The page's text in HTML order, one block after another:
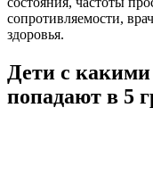
сопротивляемости,
здоровья.
Дети с
попадают в 5